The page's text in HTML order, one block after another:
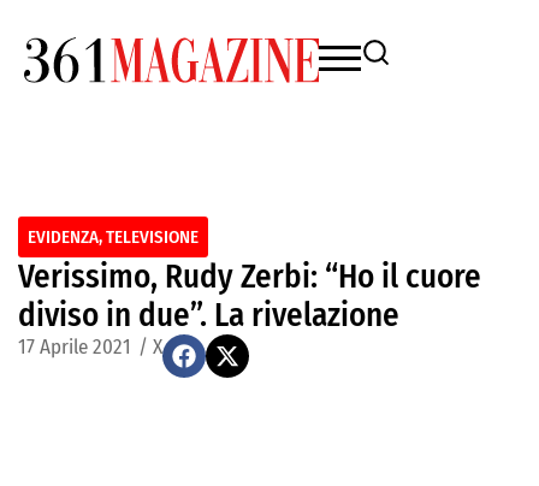
EVIDENZA,TELEVISIONE
Verissimo, Rudy Zerbi: “Ho il cuore
diviso in due”. La rivelazione
17 Aprile 2021 / X